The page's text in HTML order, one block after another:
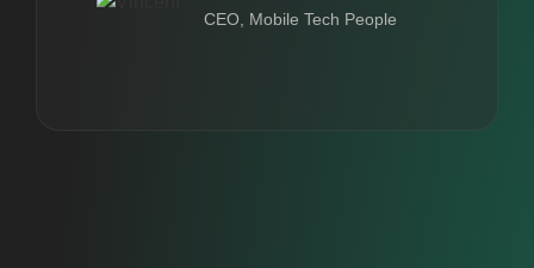
CEO, Mobile Tech People